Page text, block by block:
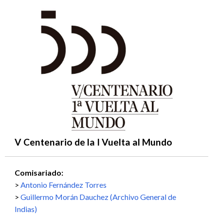
V Centenario de la I Vuelta al Mundo
Comisariado:
Antonio Fernández Torres
Guillermo Morán Dauchez (Archivo General de
Indias)